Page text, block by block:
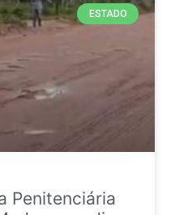
ESTADO
Penitenciária